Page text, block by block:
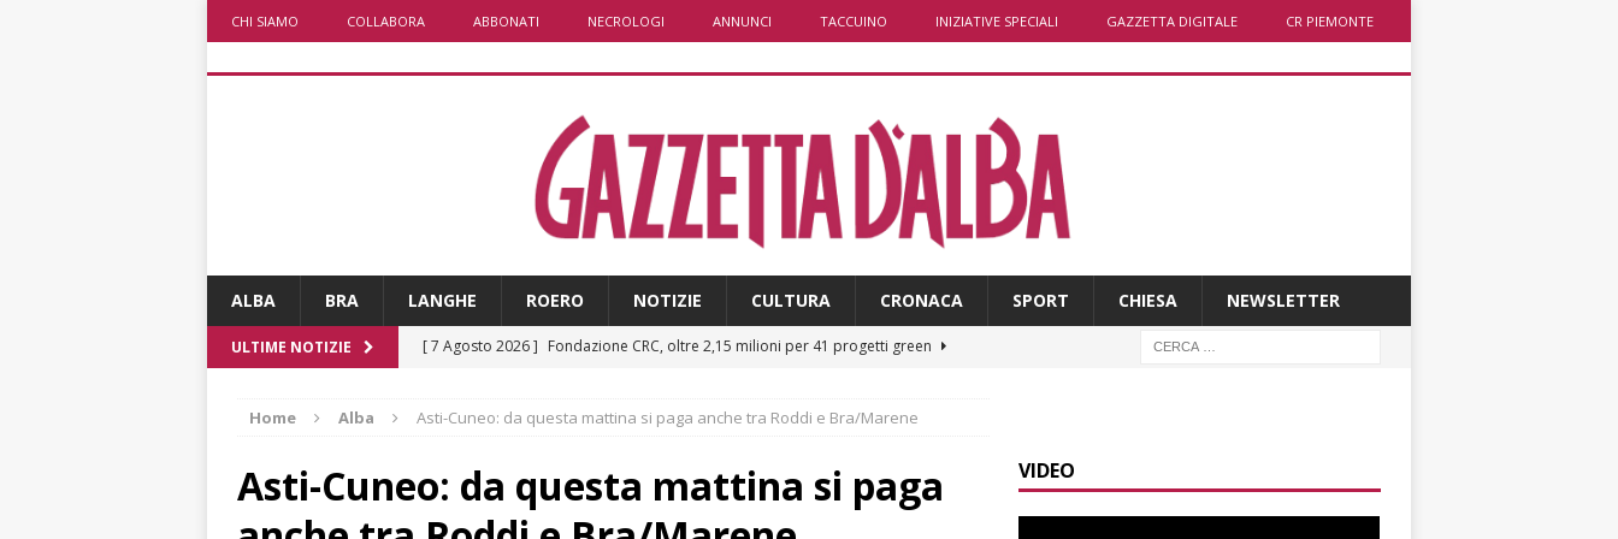
CHI SIAMO COLLABORA ABBONATI NECROLOGI ANNUNCI TACCUINO INIZIATIVE SPECIALI GAZZETTA DIGITALE CR PIEMONTE
ALBA BRA LANGHE ROERO NOTIZIE CULTURA CRONACA SPORT CHIESA NEWSLETTER
ULTIME NOTIZIE [ 7 Agosto 2026 ] Fondazione CRC, oltre 2,15 milioni per 41 progetti green
[ 7 Agosto 2026 ] Siccità in Piemonte, parte la richiesta di calamità naturale
CRONACA
[ 7 Agosto 2026 ]
Bollettino meteo: un po’ di temporali nel fine settimana, ma il
Home Alba Asti-Cuneo: da questa mattina si paga anche tra Roddi e Bra/Marene
Asti-Cuneo: da questa mattina si paga
VIDEO